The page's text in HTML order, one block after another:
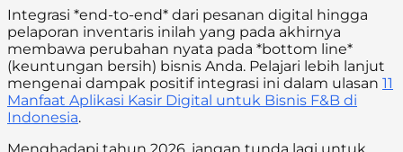
Integrasi *end-to-end* dari pesanan digital hingga
pelaporan inventaris inilah yang pada akhirnya
membawa perubahan nyata pada *bottom line*
(keuntungan bersih) bisnis Anda. Pelajari lebih lanjut
mengenai dampak positif integrasi ini dalam ulasan 11
Manfaat Aplikasi Kasir Digital untuk Bisnis F&B di
Indonesia.